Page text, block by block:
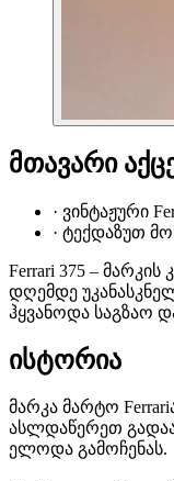
მთავარი
· ვინტაჟური
· ტექდაზუთ
Ferrari 375 –
დღემდე
ჰყვანოდა საგზაო
ისტორია
მარკა მარტო
ასლდაწერეთ
ელოდა გამოჩენას.